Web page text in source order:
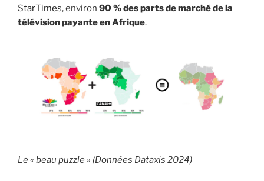
StarTimes, environ 90 % des parts de marché de la
télévision payante en Afrique.
Le « beau puzzle » (Données Dataxis 2024)